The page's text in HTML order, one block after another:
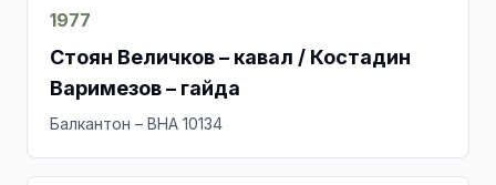
1977
Стоян Величков – кавал / Костадин
Варимезов – гайда
Балкантон – ВНА 10134